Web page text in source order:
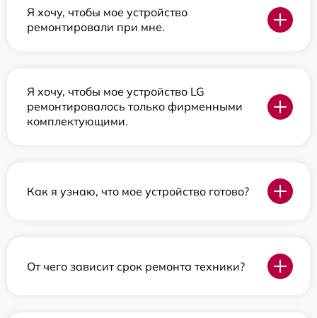
Я хочу, чтобы мое устройство
ремонтировали при мне.
Я хочу, чтобы мое устройство LG
ремонтировалось только фирменными
комплектующими.
Как я узнаю, что мое устройство готово?
От чего зависит срок ремонта техники?